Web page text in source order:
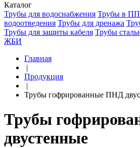
Каталог
Трубы для водоснабжения Трубы в
водоотведения Трубы для дренажа
Трубы для защиты кабеля Трубы
ЖБИ
Главная
|
Продукция
|
Трубы гофрированные ПНД
Трубы
двустенные